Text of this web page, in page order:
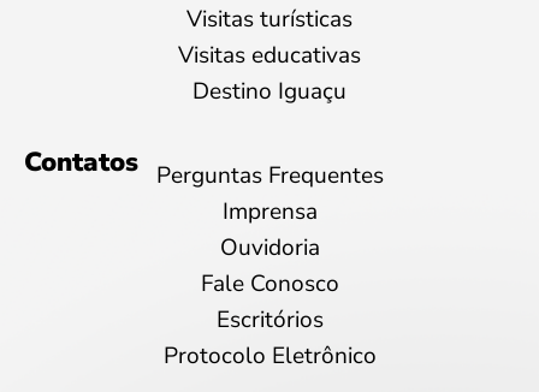
Visitas turísticas
Visitas educativas
Destino Iguaçu
Contatos
Perguntas Frequentes
Imprensa
Ouvidoria
Fale Conosco
Escritórios
Protocolo Eletrônico